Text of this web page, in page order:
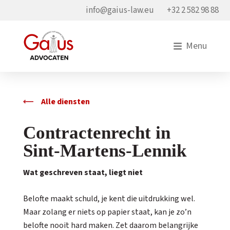
+32 2 582 98 88
info@gaius-law.eu
Menu
Alle diensten
Contractenrecht in
Sint-Martens-Lennik
Wat geschreven staat, liegt niet
Belofte maakt schuld, je kent die uitdrukking wel.
Maar zolang er niets op papier staat, kan je zo’n
belofte nooit hard maken. Zet daarom belangrijke